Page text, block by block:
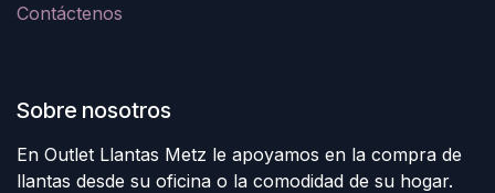
Contáctenos
Sobre nosotros
En Outlet Llantas Metz le apoyamos en la compra de
llantas desde su oficina o la comodidad de su hogar.